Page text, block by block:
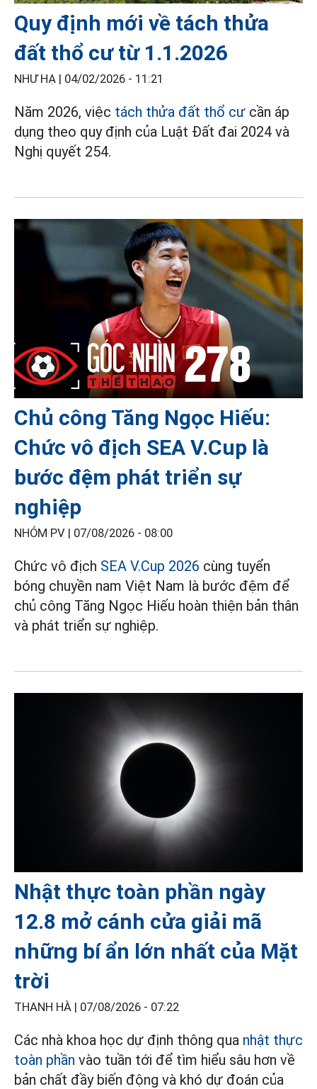
Quy định mới về tách thửa
đất thổ cư từ 1.1.2026
NHƯ HẠ | 04/02/2026 - 11:21
Năm 2026, việc tách thửa đất thổ cư cần áp
dụng theo quy định của Luật Đất đai 2024 và
Nghị quyết 254.
Chủ công Tăng Ngọc Hiếu:
Chức vô địch SEA V.Cup là
bước đệm phát triển sự
nghiệp
NHÓM PV | 07/08/2026 - 08:00
Chức vô địch SEA V.Cup 2026 cùng tuyển
bóng chuyền nam Việt Nam là bước đệm để
chủ công Tăng Ngọc Hiếu hoàn thiện bản thân
và phát triển sự nghiệp.
Nhật thực toàn phần ngày
12.8 mở cánh cửa giải mã
những bí ẩn lớn nhất của Mặt
trời
THANH HÀ | 07/08/2026 - 07:22
Các nhà khoa học dự định thông qua nhật thực
toàn phần vào tuần tới để tìm hiểu sâu hơn về
bản chất đầy biến động và khó dự đoán của